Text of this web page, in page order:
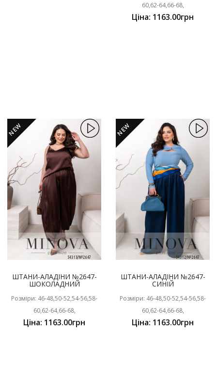
60,62-64,66-68,
Ціна: 1163.00грн
NEW
ШТАНИ-АЛАДІНИ №2647-
ШОКОЛАДНИЙ
Розміри: 46-48,50-52,54-56,58-
60,62-64,66-68,
Ціна: 1163.00грн
NEW
ШТАНИ-АЛАДІНИ №2647-
СИНІЙ
Розміри: 46-48,50-52,54-56,58-
60,62-64,66-68,
Ціна: 1163.00грн